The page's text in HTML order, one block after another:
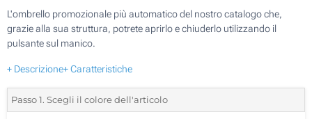
L'ombrello promozionale più automatico del nostro catalogo che,
grazie alla sua struttura, potrete aprirlo e chiuderlo utilizzando il
pulsante sul manico.
+ Descrizione+ Caratteristiche
Passo 1. Scegli il colore dell'articolo